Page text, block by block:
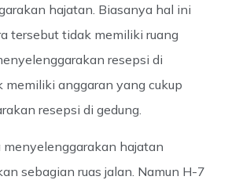
hajatan. Biasanya hal ini
tersebut tidak memiliki ruang
resepsi di
memiliki anggaran yang cukup
resepsi di gedung.
hajatan
sebagian ruas jalan. Namun H-7